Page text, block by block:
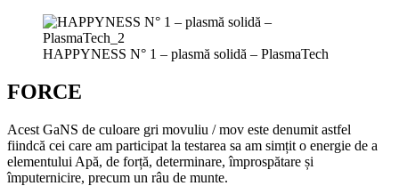
HAPPYNESS N° 1 – plasmă solidă – PlasmaTech
FORCE
Acest GaNS de culoare gri movuliu / mov este denumit astfel
fiindcă cei care am participat la testarea sa am simțit o energie de a
elementului Apă, de forță, determinare, împrospătare și
împuternicire, precum un râu de munte.